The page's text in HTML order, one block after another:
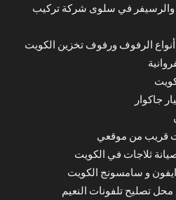
في سلوى شركة تركيب
الرفوف ورفوف تخزين الكويت
جاكوار
قريب من موقعي
ثلاجات في الكويت
و سامسونج الكويت
تصليح تلفونات النعيم